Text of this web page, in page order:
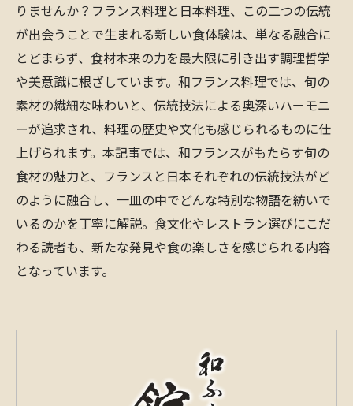
りませんか？フランス料理と日本料理、この二つの伝統
が出会うことで生まれる新しい食体験は、単なる融合に
とどまらず、食材本来の力を最大限に引き出す調理哲学
や美意識に根ざしています。和フランス料理では、旬の
素材の繊細な味わいと、伝統技法による奥深いハーモニ
ーが追求され、料理の歴史や文化も感じられるものに仕
上げられます。本記事では、和フランスがもたらす旬の
食材の魅力と、フランスと日本それぞれの伝統技法がど
のように融合し、一皿の中でどんな特別な物語を紡いで
いるのかを丁寧に解説。食文化やレストラン選びにこだ
わる読者も、新たな発見や食の楽しさを感じられる内容
となっています。